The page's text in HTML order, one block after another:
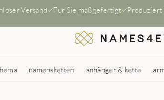
Versand Für Sie maßgefertigt Produziert
namensketten anhänger & kette